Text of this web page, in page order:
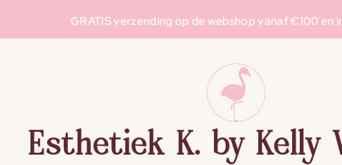
GRATIS verzending op de webshop vanaf €100 en
Esthetiek K. by Kelly